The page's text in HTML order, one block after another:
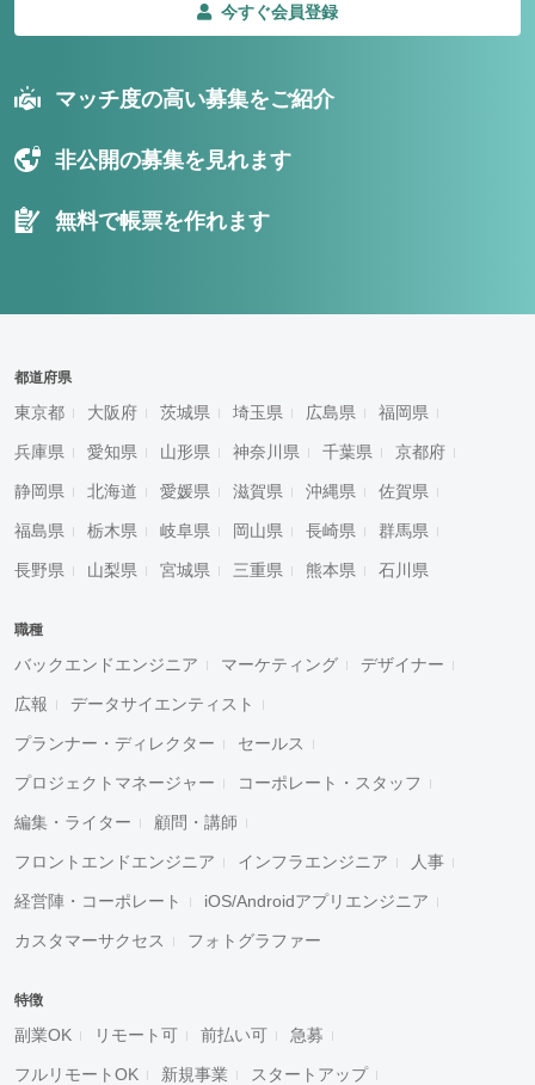
今すぐ会員登録
マッチ度の高い募集をご紹介
非公開の募集を見れます
無料で帳票を作れます
都道府県
東京都 大阪府 茨城県 埼玉県 広島県 福岡県
兵庫県 愛知県 山形県 神奈川県 千葉県 京都府
静岡県 北海道 愛媛県 滋賀県 沖縄県 佐賀県
福島県 栃木県 岐阜県 岡山県 長崎県 群馬県
長野県 山梨県 宮城県 三重県 熊本県 石川県
職種
バックエンドエンジニア マーケティング デザイナー
広報 データサイエンティスト
プランナー・ディレクター セールス
プロジェクトマネージャー コーポレート・スタッフ
編集・ライター 顧問・講師
フロントエンドエンジニア インフラエンジニア 人事
経営陣・コーポレート iOS/Androidアプリエンジニア
カスタマーサクセス フォトグラファー
特徴
副業OK リモート可 前払い可 急募
フルリモートOK 新規事業 スタートアップ